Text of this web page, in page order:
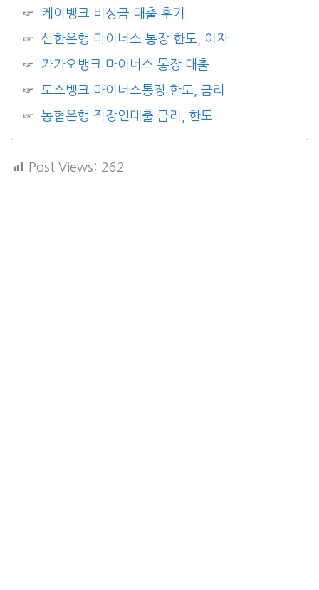
케이뱅크 비상금 대출 후기
신한은행 마이너스 통장 한도, 이자
카카오뱅크 마이너스 통장 대출
토스뱅크 마이너스통장 한도, 금리
농협은행 직장인대출 금리, 한도
Post Views: 262